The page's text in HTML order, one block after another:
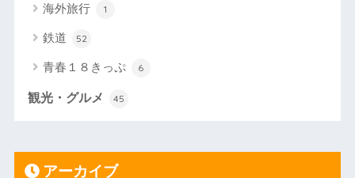
海外旅行 1
鉄道 52
青春１８きっぷ 6
観光・グルメ 45
アーカイブ